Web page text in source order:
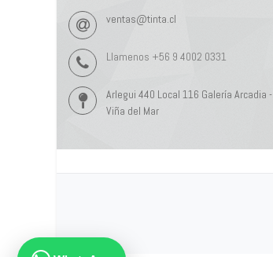
ventas@tinta.cl
Llamenos +56 9 4002 0331
Arlegui 440 Local 116 Galería Arcadia -
Viña del Mar